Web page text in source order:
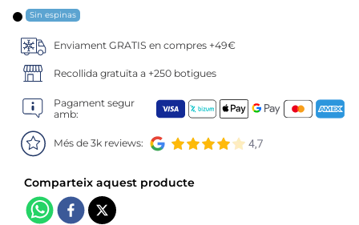
Sin espinas
Enviament GRATIS en compres +49€
Recollida gratuïta a +250 botigues
Pagament segur
amb:
Més de 3k reviews:
9. tequeños
10. gambas peladas